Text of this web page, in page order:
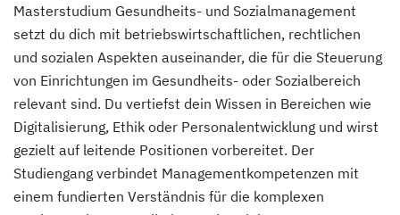
Masterstudium Gesundheits- und Sozialmanagement
setzt du dich mit betriebswirtschaftlichen, rechtlichen
und sozialen Aspekten auseinander, die für die Steuerung
von Einrichtungen im Gesundheits- oder Sozialbereich
relevant sind. Du vertiefst dein Wissen in Bereichen wie
Digitalisierung, Ethik oder Personalentwicklung und wirst
gezielt auf leitende Positionen vorbereitet. Der
Studiengang verbindet Managementkompetenzen mit
einem fundierten Verständnis für die komplexen